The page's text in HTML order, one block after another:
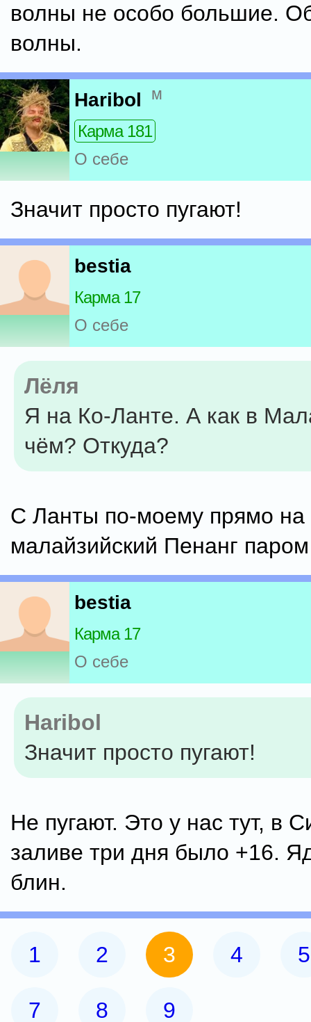
волны не особо большие.
волны.
Haribol м
Карма 181
О себе
Значит просто пугают!
bestia
Карма 17
О себе
Лёля
Я на Ко-Ланте. А как в
чём? Откуда?
C Ланты по-моему прямо на
малайзийский Пенанг паром
bestia
Карма 17
О себе
Haribol
Значит просто пугают!
Не пугают. Это у нас тут, в
заливе три дня было +16.
блин.
1 2 3 4 5
7 8 9